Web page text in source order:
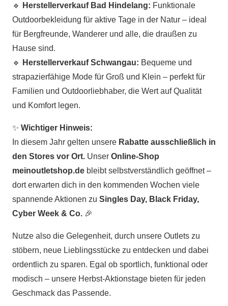
🔹
Herstellerverkauf Bad Hindelang: Funktionale
Outdoorbekleidung für aktive Tage in der Natur – ideal
für Bergfreunde, Wanderer und alle, die draußen zu
Hause sind.
🔹
Herstellerverkauf Schwangau: Bequeme und
strapazierfähige Mode für Groß und Klein – perfekt für
Familien und Outdoorliebhaber, die Wert auf Qualität
und Komfort legen.
✨ Wichtiger Hinweis:
In diesem Jahr gelten unsere Rabatte ausschließlich in
den Stores vor Ort. Unser Online-Shop
meinoutletshop.de bleibt selbstverständlich geöffnet –
dort erwarten dich in den kommenden Wochen viele
spannende Aktionen zu Singles Day, Black Friday,
Cyber Week & Co. 🎉
Nutze also die Gelegenheit, durch unsere Outlets zu
stöbern, neue Lieblingsstücke zu entdecken und dabei
ordentlich zu sparen. Egal ob sportlich, funktional oder
modisch – unsere Herbst-Aktionstage bieten für jeden
Geschmack das Passende.